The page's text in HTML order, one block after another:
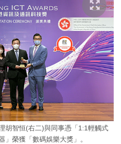
胡智恒(右二)與同事憑「1:1輕觸式
」榮獲「數碼娛樂大獎」。